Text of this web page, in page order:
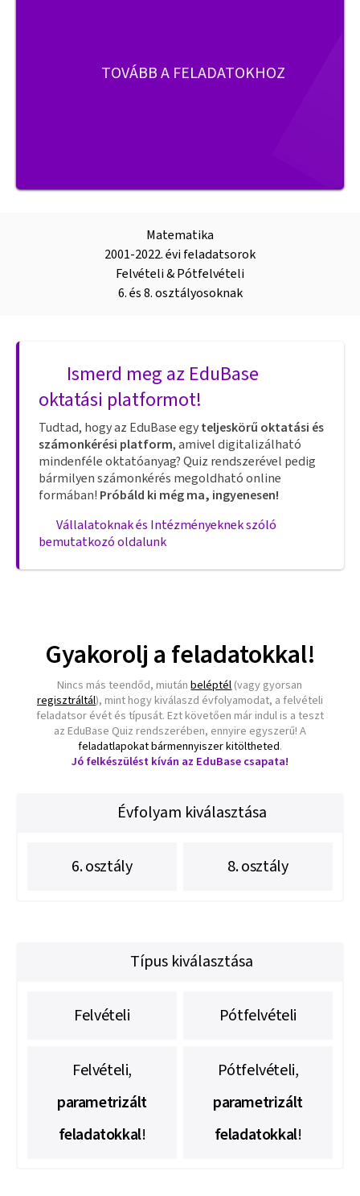
TOVÁBB A FELADATOKHOZ
Matematika
2001-2022. évi feladatsorok
Felvételi & Pótfelvételi
6. és 8. osztályosoknak
Ismerd meg az EduBase
oktatási platformot!
Tudtad, hogy az EduBase egyteljeskörű oktatási és
számonkérési platform, amivel digitalizálható
mindenféle oktatóanyag? Quiz rendszerével pedig
bármilyen számonkérés megoldható online
formában! Próbáld ki még ma, ingyenesen!
Vállalatoknak és Intézményeknek szóló
bemutatkozó oldalunk
Gyakorolj a feladatokkal!
Nincs más teendőd, miutánbeléptél (vagy gyorsan
regisztráltál), mint hogy kiválaszd évfolyamodat, a felvételi
feladatsor évét és típusát. Ezt követően már indul is a teszt
az EduBase Quiz rendszerében, ennyire egyszerű! A
feladatlapokat bármennyiszer kitöltheted.
Jó felkészülést kíván az EduBase csapata!
Évfolyam kiválasztása
6. osztály 8. osztály
Típus kiválasztása
Felvételi Pótfelvételi
Felvételi,
parametrizált
feladatokkal!
Pótfelvételi,
parametrizált
feladatokkal!